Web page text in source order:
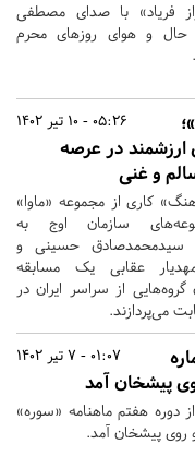
فریاد» با صدای مصطفی
حال و هوای روزهای محرم
05:26 - 10 تیر 1402
ارزشمند در عرصه
و غنی
کاری از مجموعه «ماوا»
سازمان اوج به
سیدمحمدصادق حسینی و
مهدیار عقابی یک مسابقه
از سراسر ایران در
می‌پردازند.
01:07 - 7 تیر 1402
پیشخان آمد
دوره هفتم ماهنامه «سوره»
پیشخان آمد.